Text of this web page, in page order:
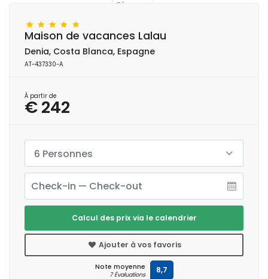
Réserver
Maison de vacances Lalau
Denia, Costa Blanca, Espagne
AT-437330-A
À partir de
€ 242
6 Personnes
Calcul des prix via le calendrier
Ajouter à vos favoris
Note moyenne
7 Évaluations 8,7